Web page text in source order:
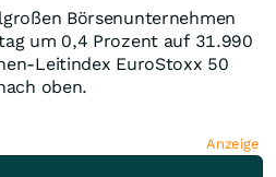
Börsenunternehmen
um 0,4 Prozent auf 31.990
Leitindex EuroStoxx 50
oben.
Anzeige